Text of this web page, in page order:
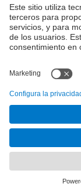
Formulario de